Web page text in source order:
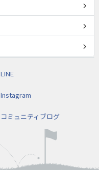
LINE
Instagram
コミュニティブログ